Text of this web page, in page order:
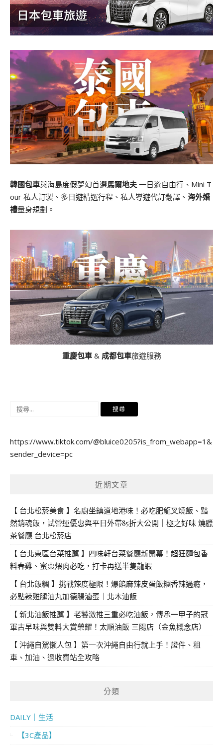
韓國包車與海島度假夢幻首選馬爾地夫 一日遊自由行、Mini T
our 私人訂製、多日遊精選行程、私人導遊代訂翻譯、 海外婚
禮量身規劃。
重慶包車& 成都包車旅遊服務
搜
鍵
字:
https://www.tiktok.com/@bluice0205?is_from_webapp=1&
sender_device=pc
近期文章
【 台北松菸美食 】名廚坐鎮道地港味！必吃肥龍叉燒飯、黯
然銷魂飯，試營運優惠與平日外帶85折大公開｜極之好味 燒臘
茶餐廳 台北松菸店
【 台北東區台菜推薦 】四味軒台菜餐廳新開幕！超狂麵包香
料春雞、蜜棗煨肉必吃，打卡再送半隻龍蝦
【 台北飯糰 】挑戰辣度極限！爆餡麻辣皮蛋飯糰香辣過癮，
必點辣雞腿油丸加德腸滷蛋｜北木油飯
【 新北油飯推薦 】老饕激推三重必吃油飯，傳承一甲子的冠
軍古早味與雙料大賞榮耀！太順油飯 三陽店（金魚概念店）
【 沖繩自駕懶人包 】第一次沖繩自由行就上手！證件、租
車、加油、過收費站全攻略
分類
DAILY｜生活
【3C產品】